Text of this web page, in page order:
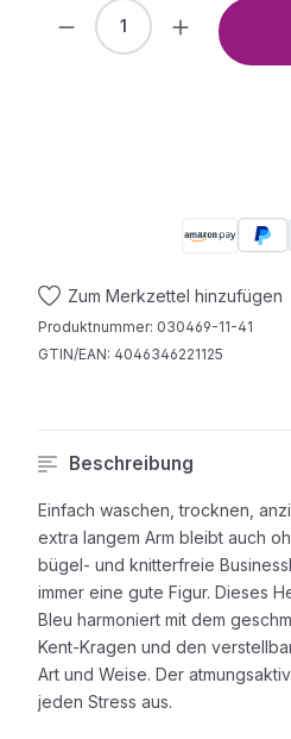
Produkt Anzahl:
Zum Merkzettel hinzufügen
Produktnummer: 030469-11-41
GTIN/EAN: 4046346221125
Beschreibung
Einfach waschen, trocknen,
extra langem Arm bleibt auch
bügel- und knitterfreie
immer eine gute Figur. Dieses
Bleu harmoniert mit dem
Kent-Kragen und den
Art und Weise. Der
jeden Stress aus.